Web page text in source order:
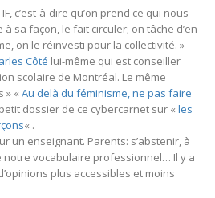
c’est-à-dire qu’on prend ce qui nous
à sa façon, le fait circuler; on tâche d’en
on le réinvesti pour la collectivité. »
Côté lui-même qui est conseiller
scolaire de Montréal. Le même
» « Au delà du féminisme, ne pas faire
dossier de ce cybercarnet sur « les
« .
un enseignant. Parents: s’abstenir, à
notre vocabulaire professionnel… Il y a
plus accessibles et moins